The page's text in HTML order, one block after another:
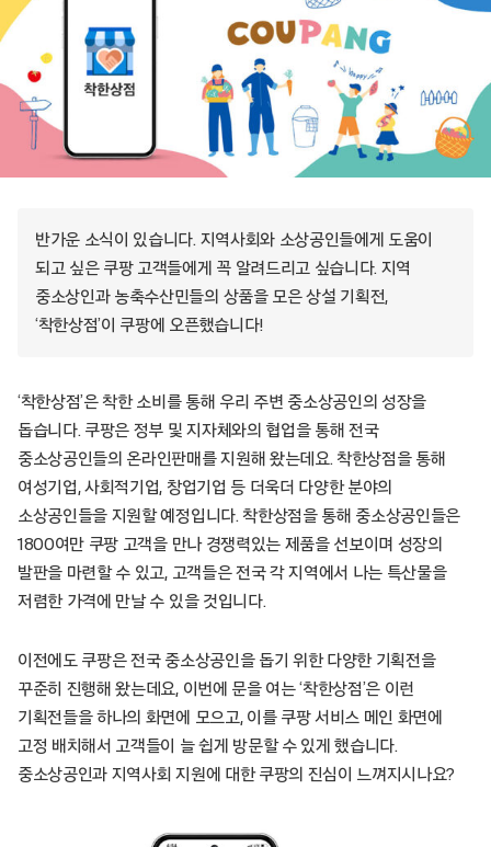
반가운 소식이 있습니다. 지역사회와 소상공인들에게 도움이
되고 싶은 쿠팡 고객들에게 꼭 알려드리고 싶습니다. 지역
중소상인과 농축수산민들의 상품을 모은 상설 기획전,
‘착한상점’이 쿠팡에 오픈했습니다!
‘착한상점’은 착한 소비를 통해 우리 주변 중소상공인의 성장을
돕습니다. 쿠팡은 정부 및 지자체와의 협업을 통해 전국
중소상공인들의 온라인판매를 지원해 왔는데요. 착한상점을 통해
여성기업, 사회적기업, 창업기업 등 더욱더 다양한 분야의
소상공인들을 지원할 예정입니다. 착한상점을 통해 중소상공인들은
1800여만 쿠팡 고객을 만나 경쟁력있는 제품을 선보이며 성장의
발판을 마련할 수 있고, 고객들은 전국 각 지역에서 나는 특산물을
저렴한 가격에 만날 수 있을 것입니다.
이전에도 쿠팡은 전국 중소상공인을 돕기 위한 다양한 기획전을
꾸준히 진행해 왔는데요, 이번에 문을 여는 ‘착한상점’은 이런
기획전들을 하나의 화면에 모으고, 이를 쿠팡 서비스 메인 화면에
고정 배치해서 고객들이 늘 쉽게 방문할 수 있게 했습니다.
중소상공인과 지역사회 지원에 대한 쿠팡의 진심이 느껴지시나요?